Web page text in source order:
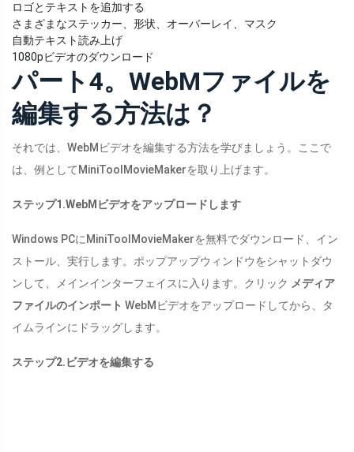
ロゴとテキストを追加する
さまざまなステッカー、形状、オーバーレイ、マスク
自動テキスト読み上げ
1080pビデオのダウンロード
パート4。WebMファイルを
編集する方法は？
それでは、WebMビデオを編集する方法を学びましょう。ここで
は、例としてMiniToolMovieMakerを取り上げます。
ステップ1.WebMビデオをアップロードします
Windows PCにMiniToolMovieMakerを無料でダウンロード、イン
ストール、実行します。ポップアップウィンドウをシャットダウ
ンして、メインインターフェイスに入ります。クリック メディア
ファイルのインポート WebMビデオをアップロードしてから、タ
イムラインにドラッグします。
ステップ2.ビデオを編集する